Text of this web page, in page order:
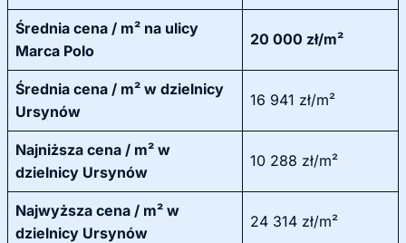
Średnia cena / m² na ulicy
Marca Polo
20 000 zł/m²
Średnia cena / m² w dzielnicy
Ursynów
16 941 zł/m²
Najniższa cena / m² w
dzielnicy Ursynów
10 288 zł/m²
Najwyższa cena / m² w
dzielnicy Ursynów
24 314 zł/m²